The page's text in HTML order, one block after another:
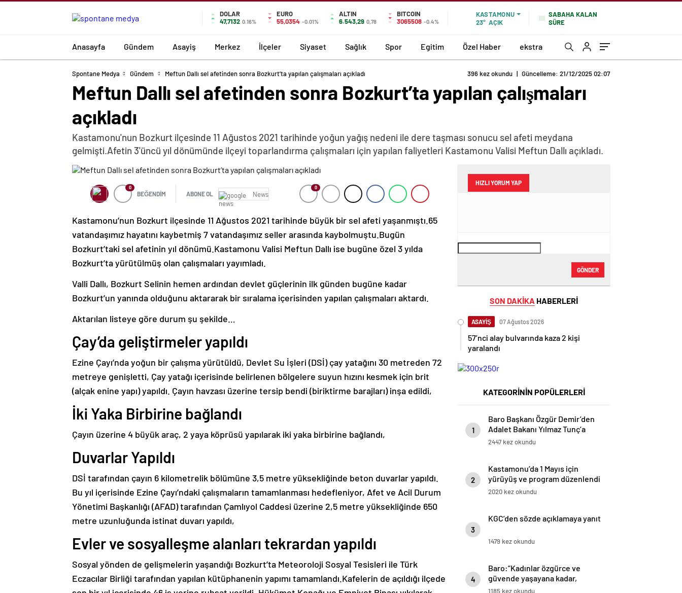
DOLAR
47,7132 0.16%
EURO
55,0354 -0.01%
ALTIN
6.543,29 0,78
BITCOIN
3065508 -0.4%
KASTAMONU
23° AÇIK
SABAHA KALAN
SÜRE
Anasayfa Gündem Asayiş Merkez İlçeler Siyaset Sağlık Spor Egitim Özel Haber ekstra
Spontane Medya Gündem Meftun Dallı sel afetinden sonra Bozkurt’ta yapılan çalışmaları açıkladı 396 kez okundu | Güncelleme: 21/12/2025 02:07
Meftun Dallı sel afetinden sonra Bozkurt’ta yapılan çalışmaları
açıkladı
Kastamonu'nun Bozkurt ilçesinde 11 Ağustos 2021 tarihinde yoğun yağış nedeni ile dere taşması sonucu sel afeti meydana
gelmişti.Afetin 3'üncü yıl dönümünde ilçeyi toparlandırma çalışmaları için yapılan faliyetleri Kastamonu Valisi Meftun Dallı açıkladı.
0
BEĞENDİM ABONE OL News
0
Kastamonu’nun Bozkurt ilçesinde 11 Ağustos 2021 tarihinde büyük bir sel afeti yaşanmıştı.65
vatandaşımız hayatını kaybetmiş 7 vatandaşımız seller arasında kaybolmuştu.Bugün
Bozkurt’taki sel afetinin yıl dönümü.Kastamonu Valisi Meftun Dallı ise bugüne özel 3 yılda
Bozkurt’ta yürütülmüş olan çalışmaları yayımladı.
nisanbet
Valli Dallı, Bozkurt Selinin hemen ardından devlet güçlerinin ilk günden bugüne kadar
Bozkurt’un yanında olduğunu aktararak bir sıralama içerisinden yapılan çalışmaları aktardı.
Aktarılan listeye göre durum şu şekilde…
Çay’da geliştirmeler yapıldı
Ezine Çayı’nda yoğun bir çalışma yürütüldü, Devlet Su İşleri (DSİ) çay yatağını 30 metreden 72
metreye genişletti, Çay yatağı içerisinde belirlenen bölgelere suyun hızını kesmek için brit
(alçak enine yapı) yapıldı. Çayın havzası üzerine tersip bendi (biriktirme barajları) inşa edildi,
İki Yaka Birbirine bağlandı
Çayın üzerine 4 büyük araç, 2 yaya köprüsü yapılarak iki yaka birbirine bağlandı,
Duvarlar Yapıldı
DSİ tarafından çayın 6 kilometrelik bölümüne 3,5 metre yüksekliğinde beton duvarlar yapıldı.
Bu yıl içerisinde Ezine Çayı’ndaki çalışmaların tamamlanması hedefleniyor, Afet ve Acil Durum
Yönetimi Başkanlığı (AFAD) tarafından Çamlıyol Caddesi üzerine 2,5 metre yüksekliğinde 650
metre uzunluğunda istinat duvarı yapıldı,
Evler ve sosyalleşme alanları tekrardan yapıldı
Sosyal yönden de gelişmelerin yaşandığı Bozkurt’ta Meteoroloji Sosyal Tesisleri ile Türk
Eczacılar Birliği tarafından yapılan kütüphanenin yapımı tamamlandı.Kafelerin de açıldığı ilçede
HIZLI YORUM YAP
GÖNDER
SON DAKİKA HABERLERİ
ASAYİŞ 07 Ağustos 2026
57’nci alay bulvarında kaza 2 kişi
yaralandı
KATEGORİNİN POPÜLERLERİ
1
Baro Başkanı Özgür Demir’den
Adalet Bakanı Yılmaz Tunç’a
Ziyaret
2447 kez okundu
2
Kastamonu’da 1 Mayıs için
yürüyüş ve program düzenlendi
2020 kez okundu
3
KGC’den sözde açıklamaya yanıt
1479 kez okundu
4
Baro:”Kadınlar özgürce ve
güvende yaşayana kadar,
mücadelemiz sürecek”
1185 kez okundu